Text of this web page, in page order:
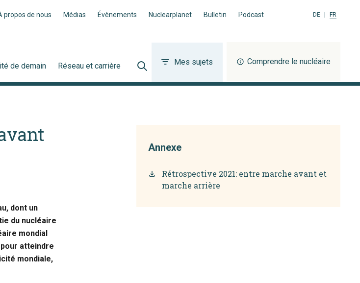
propos de nous Médias Évènements Nuclearplanet Bulletin Podcast DE FR
de demain Réseau et carrière Mes sujets Comprendre le nucléaire
dont un
du nucléaire
mondial
atteindre
mondiale,
Annexe
Rétrospective 2021: entre marche avant et
marche arrière